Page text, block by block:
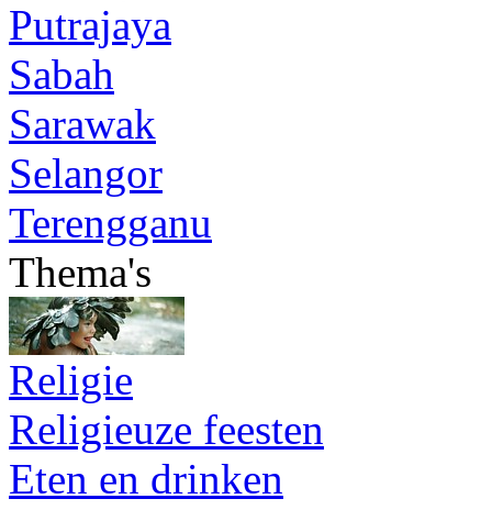
Putrajaya
Sabah
Sarawak
Selangor
Terengganu
Thema's
Religie
Religieuze feesten
Eten en drinken